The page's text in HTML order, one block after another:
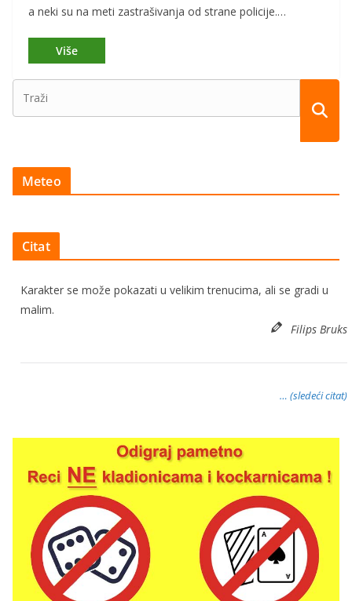
a neki su na meti zastrašivanja od strane policije.…
Meteo
Citat
Karakter se može pokazati u velikim trenucima, ali se gradi u
malim.
Filips Bruks
… (sledeći citat)